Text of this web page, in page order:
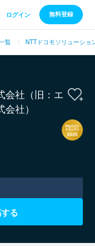
ログイン 無料登録
覧 NTTドコモソリューショ
会社（旧：エ
社）
る